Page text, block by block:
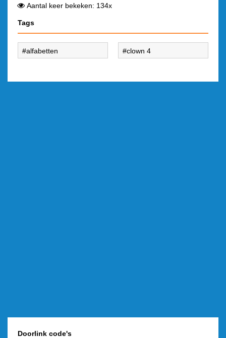
Aantal keer bekeken: 134x
Tags
alfabetten clown 4
Doorlink code's